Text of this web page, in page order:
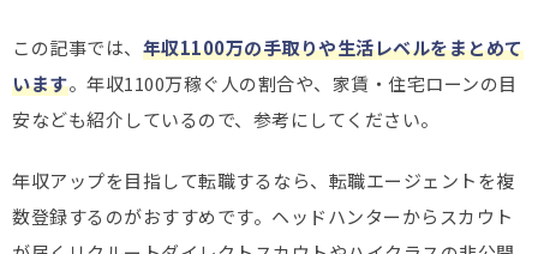
この記事では、 年収1100万の手取りや生活レベルをまとめて
います。年収1100万稼ぐ人の割合や、家賃・住宅ローンの目
安なども紹介しているので、参考にしてください。
年収アップを目指して転職するなら、転職エージェントを複
数登録するのがおすすめです。ヘッドハンターからスカウト